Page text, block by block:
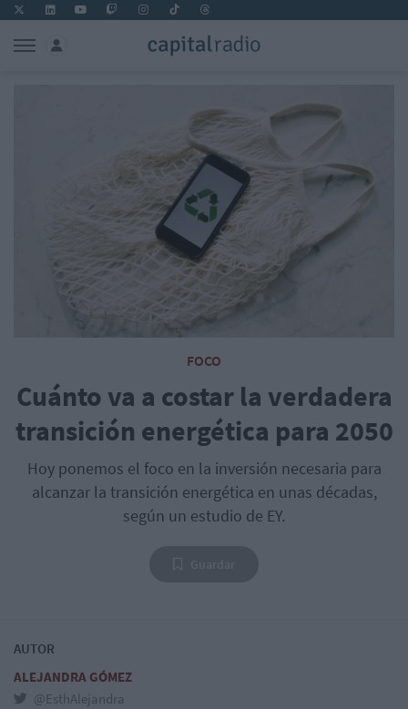
FOCO
Cuánto va a costar la verdadera
transición energética para 2050
Hoy ponemos el foco en la inversión necesaria para
alcanzar la transición energética en unas décadas,
según un estudio de EY.
AUTOR
ALEJANDRA GÓMEZ
@EsthAlejandra